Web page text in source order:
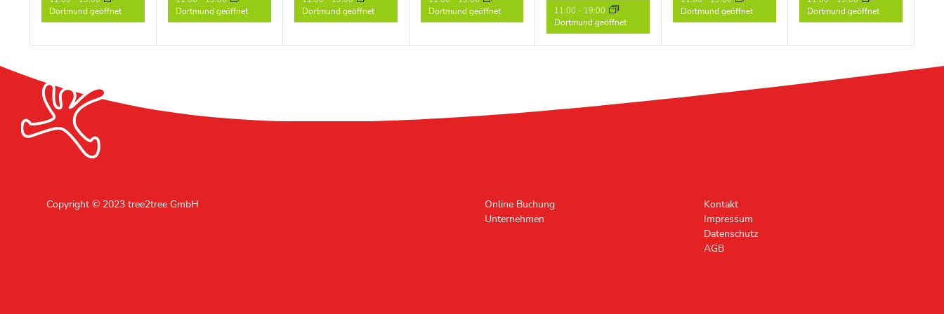
Dortmund geöffnet Dortmund geöffnet Dortmund geöffnet Dortmund geöffnet 11:00- 19:00
Dortmund geöffnet
Dortmund geöffnet Dortmund geöffnet
Copyright © 2023 tree2tree GmbH
Online Buchung
Unternehmen
Kontakt
Impressum
Datenschutz
AGB